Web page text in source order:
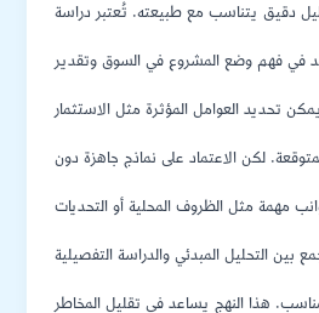
دقيق يتناسب مع طبيعته. تُعتبر دراسة
في فهم وضع المشروع في السوق وتقدير
تحديد العوامل المؤثرة مثل الاستثمار
لكن الاعتماد على نماذج جاهزة دون
مهمة مثل الظروف المحلية أو التحديات
بين التحليل المبدئي والدراسة التفصيلية
هذا النهج يساعد في تقليل المخاطر